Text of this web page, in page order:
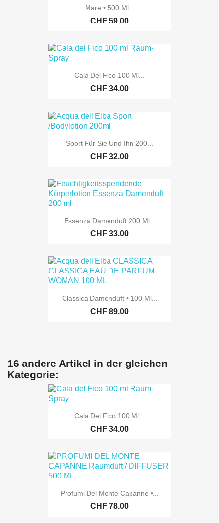
Mare • 500 Ml...
CHF 59.00
Cala Del Fico 100 Ml...
CHF 34.00
Sport Für Sie Und Ihn 200...
CHF 32.00
Essenza Damenduft 200 Ml...
CHF 33.00
Classica Damenduft • 100 Ml...
CHF 89.00
16 andere Artikel in der gleichen
Kategorie:
Cala Del Fico 100 Ml...
CHF 34.00
Profumi Del Monte Capanne •...
CHF 78.00